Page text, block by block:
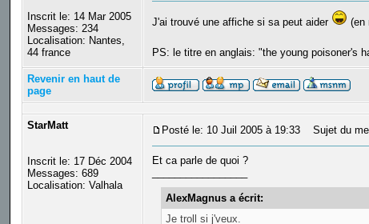
Inscrit le: 14 Mar 2005
Messages: 234
Localisation: Nantes,
44 france
J'ai trouvé une affiche si sa peut aider (en
PS: le titre en anglais: "the young poisoner's
Revenir en haut de
page
StarMatt
Inscrit le: 17 Déc 2004
Messages: 689
Localisation: Valhala
Posté le: 10 Juil 2005 à 19:33 Sujet du
Et ca parle de quoi ?
AlexMagnus a écrit:
Je troll si j'veux.